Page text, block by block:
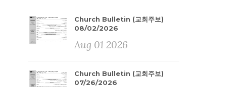
Church Bulletin (교회주보)
08/02/2026
Aug 01 2026
Church Bulletin (교회주보)
07/26/2026